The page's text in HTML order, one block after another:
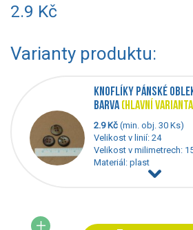
2.9 Kč
Varianty produktu:
KNOFLÍKY PÁNSKÉ
BARVA(HLAVNÍ
2.9 Kč (min. obj. 30 Ks)
Velikost v linií: 24
Velikost v milimetrech:
Materiál: plast